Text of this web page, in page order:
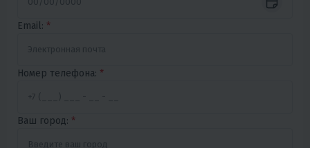
Email: *
Номер телефона: *
Ваш город: *